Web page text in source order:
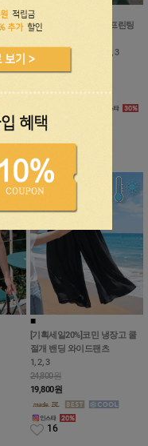
■
[기획세일30%]레아히 프린팅
1 (55~99), 2 (100~110), 3
(120~130)
12,600 원
리뷰 : 48개
■
[기획세일20%]코민 냉장고 쿨
절개 밴딩 와이드팬츠
1, 2, 3
24,800원
19,800원
16